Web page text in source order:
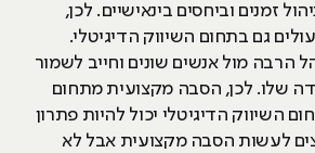
זמנים וביחסים בינאישיים. לכן,
גם בתחום השיווק הדיגיטלי.
הרבה מול אנשים שונים וחייב לשמור
שלו. לכן, הסבה מקצועית מתחום
השיווק הדיגיטלי יכול להיות פתרון
לעשות הסבה מקצועית אבל לא